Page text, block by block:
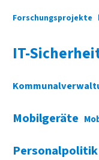
Forschungsprojekte
IT-
Mobilgeräte
Personalpolitik